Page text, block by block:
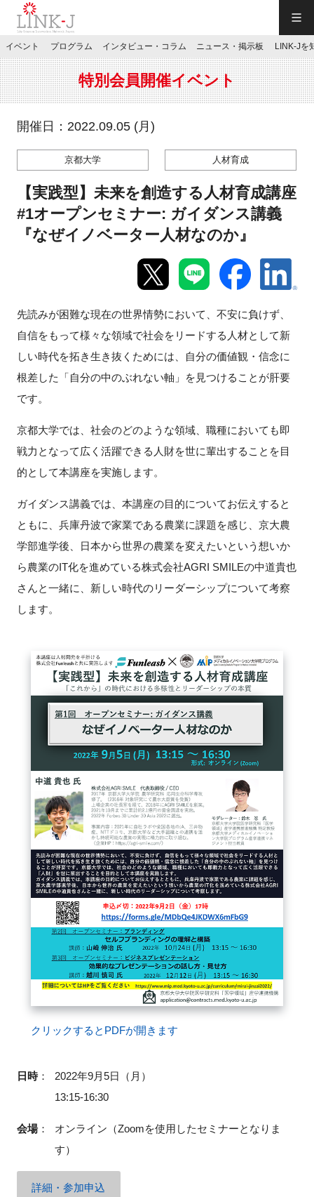
JP／EN
特別会員専用メニュー
施設ご予約
新規登録
イベント
インタビュー・コラム
LINK-Jを知る
特別会員
イベントお知らせメール登録
閉じる
イベント プログラム インタビュー・コラム ニュース・掲示板 LINK-Jを
特別会員開催イベント
開催日：2022.09.05 (月)
京都大学 人材育成
【実践型】未来を創造する人材育成講座
#1オープンセミナー: ガイダンス講義
『なぜイノベーター人材なのか』
先読みが困難な現在の世界情勢において、不安に負けず、
自信をもって様々な領域で社会をリードする人材として新
しい時代を拓き生き抜くためには、自分の価値観・信念に
根差した「自分の中のぶれない軸」を見つけることが肝要
です。
京都大学では、社会のどのような領域、職種においても即
戦力となって広く活躍できる人財を世に輩出することを目
的として本講座を実施します。
ガイダンス講義では、本講座の目的についてお伝えすると
ともに、兵庫丹波で家業である農業に課題を感じ、京大農
学部進学後、日本から世界の農業を変えたいという想いか
ら農業のIT化を進めている株式会社AGRI SMILEの中道貴也
さんと一緒に、新しい時代のリーダーシップについて考察
します。
クリックするとPDFが開きます
日時：
2022年9月5日（月）
13:15-16:30
会場：
オンライン（Zoomを使用したセミナーとなりま
す）
詳細・参加申込